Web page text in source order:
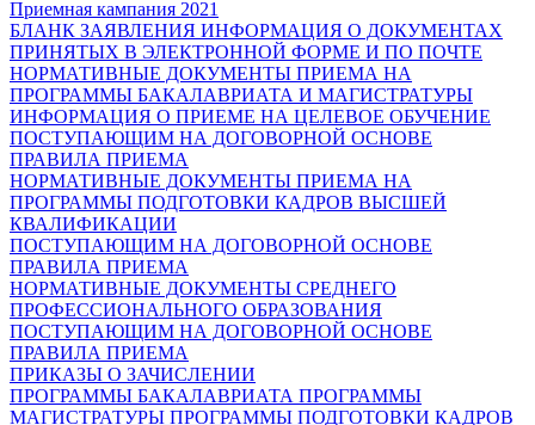
Приемная кампания 2021
БЛАНК ЗАЯВЛЕНИЯ ИНФОРМАЦИЯ О ДОКУМЕНТАХ
ПРИНЯТЫХ В ЭЛЕКТРОННОЙ ФОРМЕ И ПО ПОЧТЕ
НОРМАТИВНЫЕ ДОКУМЕНТЫ ПРИЕМА НА
ПРОГРАММЫ БАКАЛАВРИАТА И МАГИСТРАТУРЫ
ИНФОРМАЦИЯ О ПРИЕМЕ НА ЦЕЛЕВОЕ ОБУЧЕНИЕ
ПОСТУПАЮЩИМ НА ДОГОВОРНОЙ ОСНОВЕ
ПРАВИЛА ПРИЕМА
НОРМАТИВНЫЕ ДОКУМЕНТЫ ПРИЕМА НА
ПРОГРАММЫ ПОДГОТОВКИ КАДРОВ ВЫСШЕЙ
КВАЛИФИКАЦИИ
ПОСТУПАЮЩИМ НА ДОГОВОРНОЙ ОСНОВЕ
ПРАВИЛА ПРИЕМА
НОРМАТИВНЫЕ ДОКУМЕНТЫ СРЕДНЕГО
ПРОФЕССИОНАЛЬНОГО ОБРАЗОВАНИЯ
ПОСТУПАЮЩИМ НА ДОГОВОРНОЙ ОСНОВЕ
ПРАВИЛА ПРИЕМА
ПРИКАЗЫ О ЗАЧИСЛЕНИИ
ПРОГРАММЫ БАКАЛАВРИАТА ПРОГРАММЫ
МАГИСТРАТУРЫ ПРОГРАММЫ ПОДГОТОВКИ КАДРОВ